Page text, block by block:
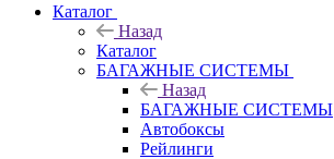
Каталог
Назад
Каталог
БАГАЖНЫЕ СИСТЕМЫ
Назад
БАГАЖНЫЕ СИСТЕМЫ
Автобоксы
Рейлинги